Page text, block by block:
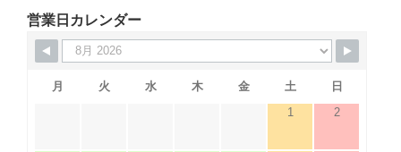
営業日カレンダー
月 火 水 木 金 土
日
1
2